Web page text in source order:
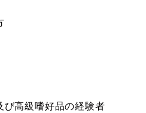
び高級嗜好品の経験者